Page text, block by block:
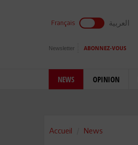
Français العربية
Newsletter ABONNEZ-VOUS
NEWS OPINION
Accueil News